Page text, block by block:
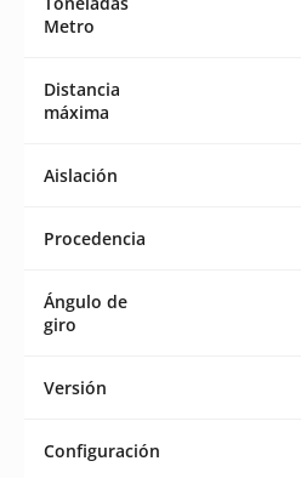
Metro
Distancia
máxima
Aislación
Procedencia
Ángulo de
giro
Versión
Configuración